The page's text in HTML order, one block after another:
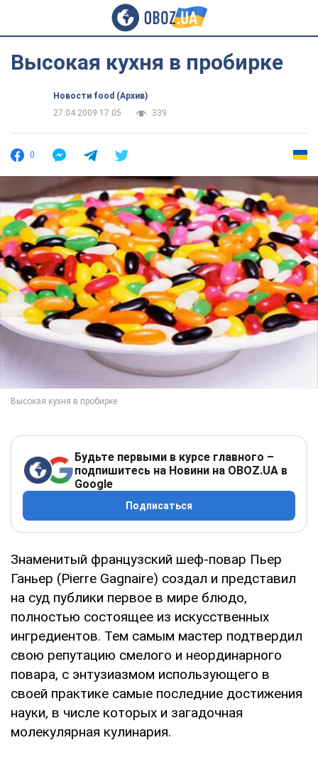
Высокая кухня в пробирке
Новости food (Архив)
27.04.2009 17:05
339
0
Будьте первыми в курсе главного –
подпишитесь на Новини на OBOZ.UA в
Google
Подписаться
Знаменитый французский шеф-повар Пьер
Ганьер (Pierre Gagnaire) создал и представил
на суд публики первое в мире блюдо,
полностью состоящее из искусственных
ингредиентов. Тем самым мастер подтвердил
свою репутацию смелого и неординарного
повара, с энтузиазмом использующего в
своей практике самые последние достижения
науки, в числе которых и загадочная
молекулярная кулинария.